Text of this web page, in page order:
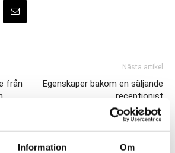
Information Om
från
vid
Nästa artikel
Egenskaper bakom en säljande
receptionist